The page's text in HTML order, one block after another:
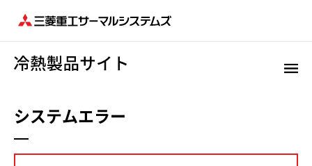
システムエラー